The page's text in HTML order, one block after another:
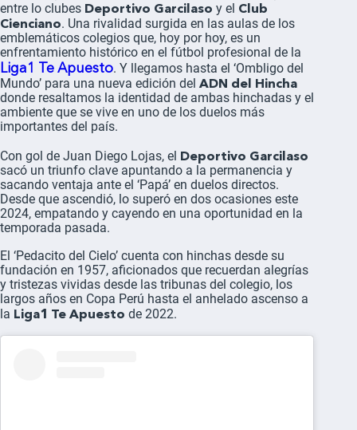
entre lo clubes Deportivo Garcilaso y el Club
Cienciano. Una rivalidad surgida en las aulas de los
emblemáticos colegios que, hoy por hoy, es un
enfrentamiento histórico en el fútbol profesional de la
Liga1 Te Apuesto. Y llegamos hasta el ‘Ombligo del
Mundo’ para una nueva edición del ADN del Hincha
donde resaltamos la identidad de ambas hinchadas y el
ambiente que se vive en uno de los duelos más
importantes del país.
Con gol de Juan Diego Lojas, el Deportivo Garcilaso
sacó un triunfo clave apuntando a la permanencia y
sacando ventaja ante el ‘Papá’ en duelos directos.
Desde que ascendió, lo superó en dos ocasiones este
2024, empatando y cayendo en una oportunidad en la
temporada pasada.
El ‘Pedacito del Cielo’ cuenta con hinchas desde su
fundación en 1957, aficionados que recuerdan alegrías
y tristezas vividas desde las tribunas del colegio, los
largos años en Copa Perú hasta el anhelado ascenso a
la Liga1 Te Apuesto de 2022.